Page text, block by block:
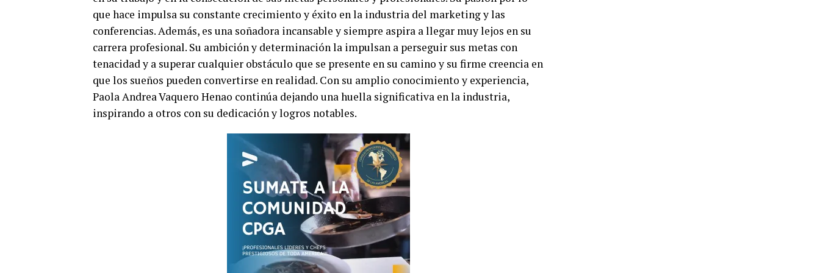
que hace impulsa su constante crecimiento y éxito en la industria del marketing y las
conferencias. Además, es una soñadora incansable y siempre aspira a llegar muy lejos en su
carrera profesional. Su ambición y determinación la impulsan a perseguir sus metas con
tenacidad y a superar cualquier obstáculo que se presente en su camino y su firme creencia en
que los sueños pueden convertirse en realidad. Con su amplio conocimiento y experiencia,
Paola Andrea Vaquero Henao continúa dejando una huella significativa en la industria,
inspirando a otros con su dedicación y logros notables.